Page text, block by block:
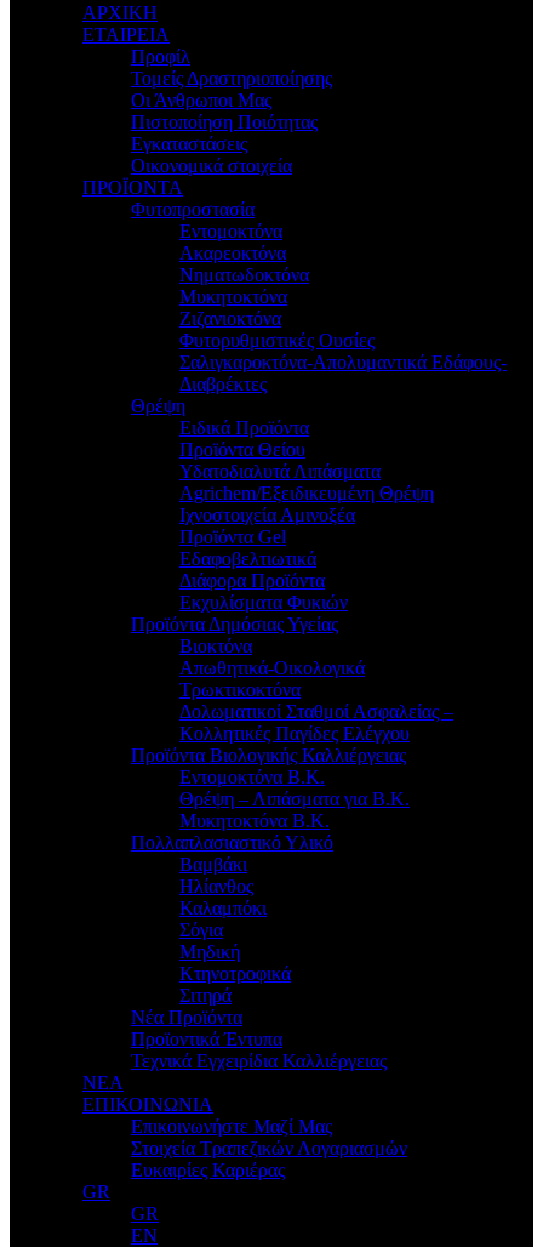
ΑΡΧΙΚΗ
ΕΤΑΙΡΕΙΑ
Προφίλ
Τομείς Δραστηριοποίησης
Οι Άνθρωποι Μας
Πιστοποίηση Ποιότητας
Εγκαταστάσεις
Οικονομικά στοιχεία
ΠΡΟΪΟΝΤΑ
Φυτοπροστασία
Εντομοκτόνα
Ακαρεοκτόνα
Νηματωδοκτόνα
Μυκητοκτόνα
Ζιζανιοκτόνα
Φυτορυθμιστικές Ουσίες
Σαλιγκαροκτόνα-Απολυμαντικά Εδάφους-
Διαβρέκτες
Θρέψη
Ειδικά Προϊόντα
Προϊόντα Θείου
Υδατοδιαλυτά Λιπάσματα
Agrichem/Εξειδικευμένη Θρέψη
Ιχνοστοιχεία Αμινοξέα
Προϊόντα Gel
Εδαφοβελτιωτικά
Διάφορα Προϊόντα
Εκχυλίσματα Φυκιών
Προϊόντα Δημόσιας Υγείας
Βιοκτόνα
Απωθητικά-Οικολογικά
Τρωκτικοκτόνα
Δολωματικοί Σταθμοί Ασφαλείας –
Κολλητικές Παγίδες Ελέγχου
Προϊόντα Βιολογικής Καλλιέργειας
Εντομοκτόνα Β.Κ.
Θρέψη – Λιπάσματα για Β.Κ.
Μυκητοκτόνα Β.Κ.
Πολλαπλασιαστικό Υλικό
Βαμβάκι
Ηλίανθος
Καλαμπόκι
Σόγια
Μηδική
Κτηνοτροφικά
Σιτηρά
Νέα Προϊόντα
Προϊοντικά Έντυπα
Τεχνικά Εγχειρίδια Καλλιέργειας
ΝΕΑ
ΕΠΙΚΟΙΝΩΝΙΑ
Επικοινωνήστε Μαζί Μας
Στοιχεία Τραπεζικών Λογαριασμών
Ευκαιρίες Καριέρας
GR
GR
EN